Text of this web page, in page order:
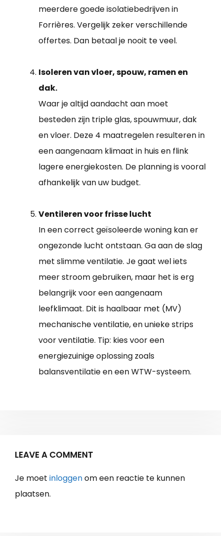
meerdere goede isolatiebedrijven in
Forrières. Vergelijk zeker verschillende
offertes. Dan betaal je nooit te veel.
Isoleren van vloer, spouw, ramen en
dak.
Waar je altijd aandacht aan moet
besteden zijn triple glas, spouwmuur, dak
en vloer. Deze 4 maatregelen resulteren in
een aangenaam klimaat in huis en flink
lagere energiekosten. De planning is vooral
afhankelijk van uw budget.
Ventileren voor frisse lucht
In een correct geïsoleerde woning kan er
ongezonde lucht ontstaan. Ga aan de slag
met slimme ventilatie. Je gaat wel iets
meer stroom gebruiken, maar het is erg
belangrijk voor een aangenaam
leefklimaat. Dit is haalbaar met (MV)
mechanische ventilatie, en unieke strips
voor ventilatie. Tip: kies voor een
energiezuinige oplossing zoals
balansventilatie en een WTW-systeem.
LEAVE A COMMENT
Je moet inloggenom een reactie te kunnen
plaatsen.